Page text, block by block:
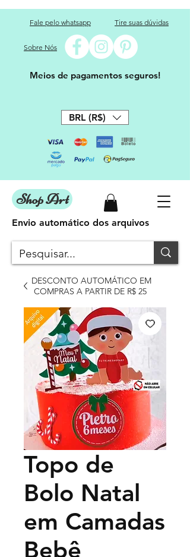
Fale pelo whatsapp Tire suas dúvidas
Sobre Nós
Meios de pagamentos seguros!
BRL (R$)
Shop Art
DESCONTO AUTOMÁTICO EM
COMPRAS A PARTIR DE R$ 25
Envio automático dos arquivos
Topo de
Bolo Natal
em Camadas
Bebê